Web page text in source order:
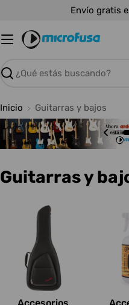
contenido
Envío gratis
Buscar
Inicio Guitarras y bajos
C
Guitarras y